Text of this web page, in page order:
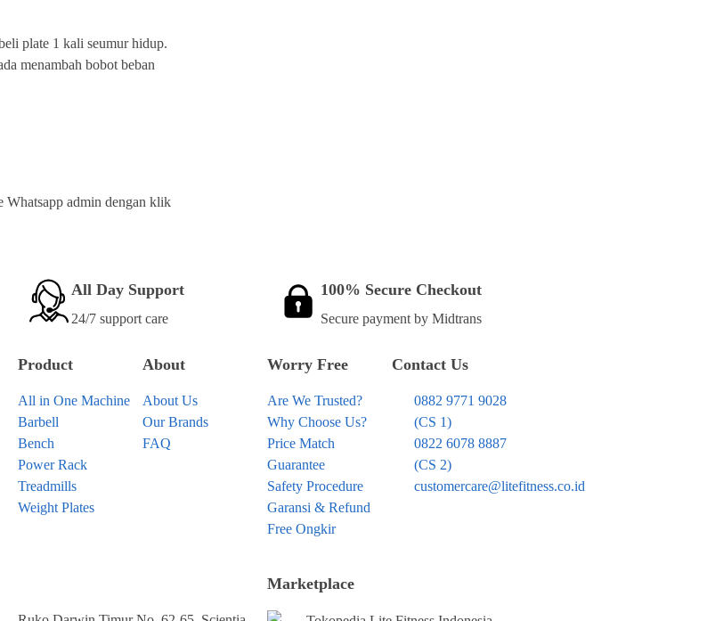
plate 1 kali seumur hidup.
menambah bobot beban
Whatsapp admin dengan klik
All Day Support
24/7 support care
100% Secure Checkout
Secure payment by Midtrans
Product
All in One Machine
Barbell
Bench
Power Rack
Treadmills
Weight Plates
About
About Us
Our Brands
FAQ
Worry Free
Are We Trusted?
Why Choose Us?
Price Match
Guarantee
Safety Procedure
Garansi & Refund
Free Ongkir
Contact Us
0882 9771 9028
(CS 1)
0822 6078 8887
(CS 2)
customercare@litefitness.co.id
Marketplace